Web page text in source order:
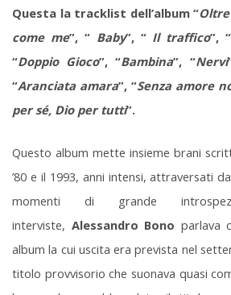
Questa la tracklist dell’album “Oltre
come me”, “ Baby”, “ Il traffico”, “
“Doppio Gioco”, “Bambina”, “Nervi
“Aranciata amara”, “Senza amore
per sé, Dio per tutti”.
Questo album mette insieme brani
’80 e il 1993, anni intensi, attraversati
momenti di grande
interviste, Alessandro Bono parlava
album la cui uscita era prevista nel
titolo provvisorio che suonava quasi